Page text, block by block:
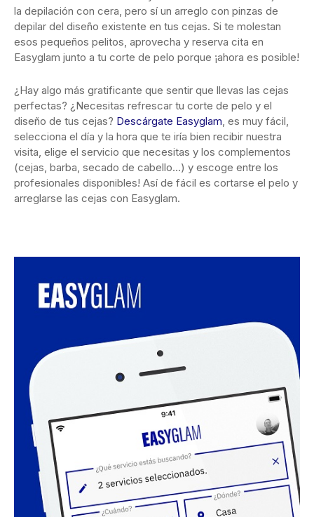
la depilación con cera, pero sí un arreglo con pinzas de
depilar del diseño existente en tus cejas. Si te molestan
esos pequeños pelitos, aprovecha y reserva cita en
Easyglam junto a tu corte de pelo porque ¡ahora es posible!
¿Hay algo más gratificante que sentir que llevas las cejas
perfectas? ¿Necesitas refrescar tu corte de pelo y el
diseño de tus cejas? Descárgate Easyglam, es muy fácil,
selecciona el día y la hora que te iría bien recibir nuestra
visita, elige el servicio que necesitas y los complementos
(cejas, barba, secado de cabello…) y escoge entre los
profesionales disponibles! Así de fácil es cortarse el pelo y
arreglarse las cejas con Easyglam.